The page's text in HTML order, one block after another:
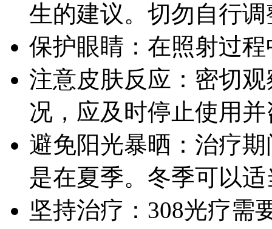
生的建议。切勿自行
保护眼睛：在照射过
注意皮肤反应：密切
况，应及时停止使用
避免阳光暴晒：治疗
是在夏季。冬季可以
坚持治疗：308光疗需